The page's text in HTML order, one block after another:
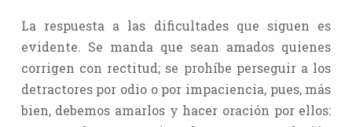
La respuesta a las dificultades que siguen es
evidente. Se manda que sean amados quienes
corrigen con rectitud; se prohíbe perseguir a los
detractores por odio o por impaciencia, pues, más
bien, debemos amarlos y hacer oración por ellos: